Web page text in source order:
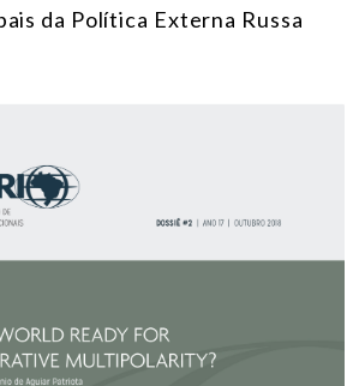
da Política Externa Russa